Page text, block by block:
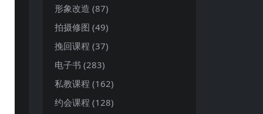
形象改造 (87)
拍摄修图 (49)
挽回课程 (37)
电子书 (283)
私教课程 (162)
约会课程 (128)